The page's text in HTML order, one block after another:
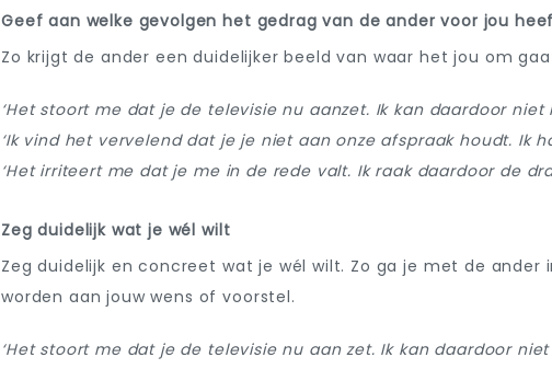
Geef aan welke gevolgen het gedrag van de ander voor jou
Zo krijgt de ander een duidelijker beeld van waar het jou om
‘Het stoort me dat je de televisie nu aanzet. Ik kan daardoor niet
‘Ik vind het vervelend dat je je niet aan onze afspraak houdt. Ik
‘Het irriteert me dat je me in de rede valt. Ik raak daardoor de
Zeg duidelijk wat je wél wilt
Zeg duidelijk en concreet wat je wél wilt. Zo ga je met de
worden aan jouw wens of voorstel.
‘Het stoort me dat je de televisie nu aan zet. Ik kan daardoor